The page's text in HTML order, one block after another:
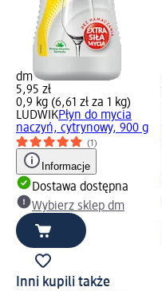
dm
5,95 zł
0,9 kg (6,61 zł za 1 kg)
LUDWIKPłyn do mycia
naczyń, cytrynowy, 900 g
(1)
Informacje
Dostawa dostępna
Wybierz sklep dm
Inni kupili także